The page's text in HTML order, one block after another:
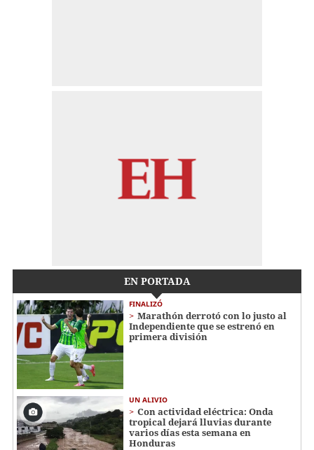
EN PORTADA
FINALIZÓ
Marathón derrotó con lo justo al
Independiente que se estrenó en
primera división
UN ALIVIO
Con actividad eléctrica: Onda
tropical dejará lluvias durante
varios días esta semana en
Honduras